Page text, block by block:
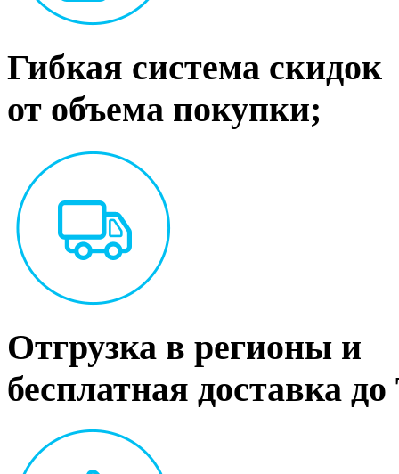
Гибкая система скидок
от объема покупки;
Отгрузка в регионы и
бесплатная доставка